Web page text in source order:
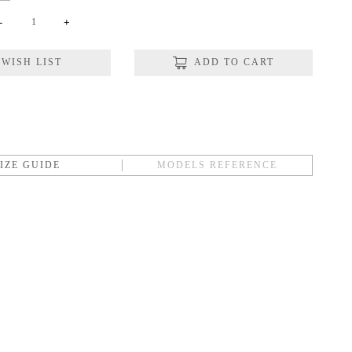
- +
WISH LIST ADD TO CART
GUIDE MODELS REFERENCE